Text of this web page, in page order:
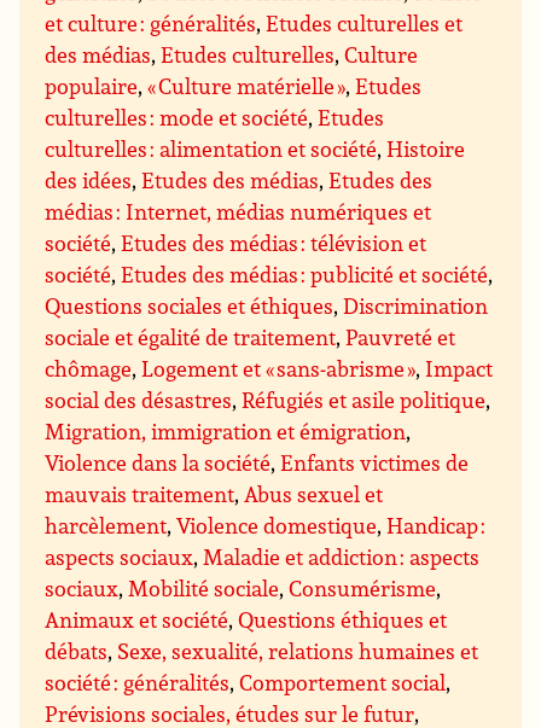
et culture : généralités,Etudes culturelles et
des médias,Etudes culturelles,Culture
populaire,« Culture matérielle »,Etudes
culturelles : mode et société,Etudes
culturelles : alimentation et société,Histoire
des idées,Etudes des médias,Etudes des
médias : Internet, médias numériques et
société,Etudes des médias : télévision et
société,Etudes des médias : publicité et société,
Questions sociales et éthiques,Discrimination
sociale et égalité de traitement,Pauvreté et
chômage,Logement et « sans-abrisme », Impact
social des désastres,Réfugiés et asile politique,
Migration, immigration et émigration,
Violence dans la société,Enfants victimes de
mauvais traitement,Abus sexuel et
harcèlement,Violence domestique,Handicap :
aspects sociaux,Maladie et addiction : aspects
sociaux,Mobilité sociale,Consumérisme,
Animaux et société,Questions éthiques et
débats, Sexe, sexualité, relations humaines et
société : généralités,Comportement social,
Prévisions sociales, études sur le futur,